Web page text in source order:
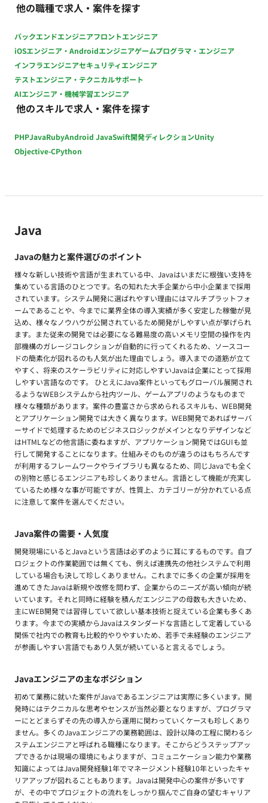
他の職種で求人・案件を探す
バックエンドエンジニアフロントエンジニア
iOSエンジニア・Androidエンジニアゲームプログラマ・エンジニア
インフラエンジニアセキュリティエンジニア
テストエンジニア・テクニカルサポート
AIエンジニア・機械学習エンジニア
他のスキルで求人・案件を探す
PHPJavaRubyAndroid JavaSwift開発ディレクションUnity
Objective-CPython
Java
Javaの魅力と案件選びのポイント
様々な新しい技術や言語が生まれている中、Javaはいまだに根強い支持を
集めている言語のひとつです。名の知れた大手企業から中小企業まで採用
されています。システム開発に選ばれやすい理由にはマルチプラットフォ
ームであることや、今までに業界全体の導入実績が多く安定した稼働が見
込め、様々なノウハウが公開されているため開発がしやすい点が挙げられ
ます。また従来の開発では必要になる難易度の高いメモリ空間の操作を内
部機構のガレージコレクションが自動的に行ってくれるため、ソースコー
ドの簡素化が図れるのも人気が出た理由でしょう。導入までの道筋が立て
やすく、将来のスケーラビリティに対応しやすいJavaは企業にとって採用
しやすい言語なのです。 ひとえにJava案件といってもグローバル展開され
るようなWEBシステムから社内ツール、ゲームアプリのようなものまで
様々な種類があります。案件の豊富さから求められるスキルも、WEB開発
とアプリケーション開発では大きく異なります。WEB開発であればサーバ
ーサイドで処理するためのビジネスロジックがメインとなりデザインなど
はHTMLなどの他言語に委ねますが、アプリケーション開発ではGUIも並
行して開発することになります。仕組みそのものが違うのはもちろんです
が利用するフレームワークやライブラリも異なるため、同じJavaでも全く
の別物と感じるエンジニアも珍しくありません。言語として機能が充実し
ているため様々な事が可能ですが、性質上、カテゴリーが分かれている点
に注意して案件を選んでください。
Java案件の需要・人気度
開発現場にいるとJavaという言語は必ずのように耳にするものです。自プ
ロジェクトの作業範囲では無くても、例えば連携先の他社システムで利用
している場合も決して珍しくありません。これまでに多くの企業が採用を
進めてきたJavaは新規や改修を問わず、企業からのニーズが高い傾向が続
いています。それと同時に経験を積んだエンジニアの母数も大きいため、
主にWEB開発では習得していて欲しい基本技術と捉えている企業も多くあ
ります。今までの実績からJavaはスタンダードな言語として定着している
関係で社内での教育も比較的やりやすいため、若手で未経験のエンジニア
が参画しやすい言語でもあり人気が続いていると言えるでしょう。
Javaエンジニアの主なポジション
初めて業務に就いた案件がJavaであるエンジニアは実際に多くいます。開
発時にはテクニカルな思考やセンスが当然必要となりますが、プログラマ
ーにとどまらずその先の導入から運用に関わっていくケースも珍しくあり
ません。多くのJavaエンジニアの業務範囲は、設計以降の工程に関わるシ
ステムエンジニアと呼ばれる職種になります。そこからどうステップアッ
プできるかは現場の環境にもよりますが、コミュニケーション能力や業務
知識によってはJava開発経験1年でマネージメント経験10年といったキャ
リアアップが図れることもあります。Javaは開発中心の案件が多いです
が、その中でプロジェクトの流れをしっかり掴んでご自身の望むキャリア